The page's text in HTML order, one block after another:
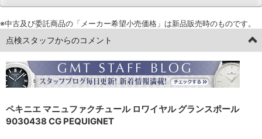
※中古及び委託商品の「メーカー希望小売価格」は新品販売時のものです。
点検スタッフからのコメント
ペキニエ マニュファクチュール ロワイヤル グランスポール
9030438 CG PEQUIGNET